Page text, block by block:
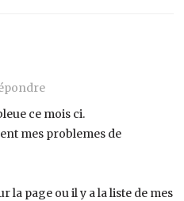
ce mois ci.
mes problemes de
la page ou il y a la liste de mes